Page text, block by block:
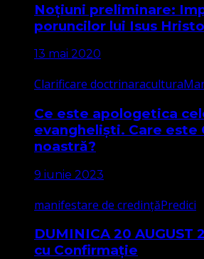
Noțiuni preliminare:
poruncilor lui Isus
13 mai 2020
Clarificare doctrinaracultura
Ce este apologetica
evangheliști. Care este
noastră?
9 iunie 2023
manifestare de credințăPredici
DUMINICA 20 AUGUST
cu Confirmație